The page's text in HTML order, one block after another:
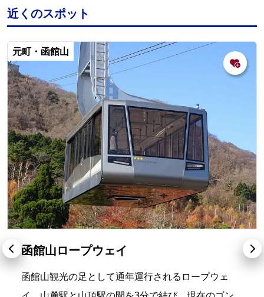
近くのスポット
元町・函館山
函館山ロープウェイ
函館山観光の足として通年運行されるロープウェ